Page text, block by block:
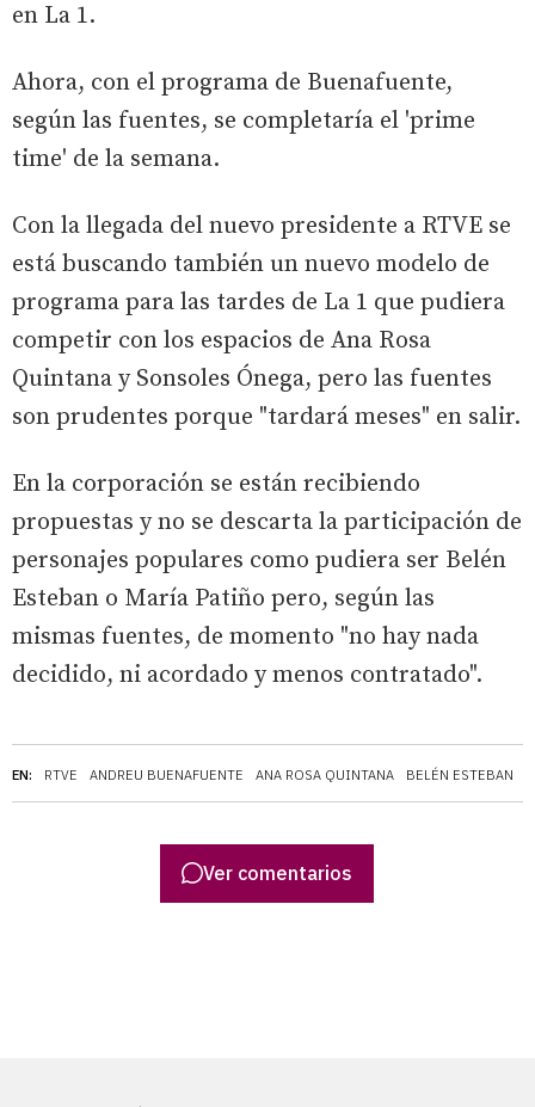
EN: RTVE ANDREU BUENAFUENTE ANA ROSA QUINTANA BELÉN ESTEBAN
en La 1.
Ahora, con el programa de Buenafuente,
según las fuentes, se completaría el 'prime
time' de la semana.
Con la llegada del nuevo presidente a RTVE se
está buscando también un nuevo modelo de
programa para las tardes de La 1 que pudiera
competir con los espacios de Ana Rosa
Quintana y Sonsoles Ónega, pero las fuentes
son prudentes porque "tardará meses" en salir.
En la corporación se están recibiendo
propuestas y no se descarta la participación de
personajes populares como pudiera ser Belén
Esteban o María Patiño pero, según las
mismas fuentes, de momento "no hay nada
decidido, ni acordado y menos contratado".
Ver comentarios